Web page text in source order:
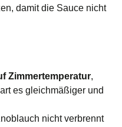
damit die Sauce nicht
Zimmertemperatur,
es gleichmäßiger und
nicht verbrennt